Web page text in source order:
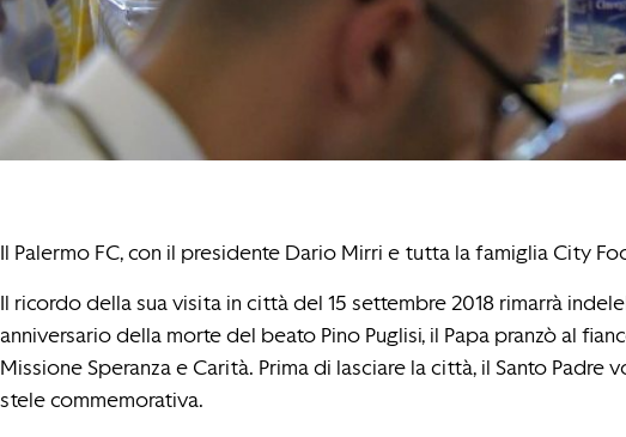
Il Palermo FC, con il presidente Dario Mirri e tutta la famiglia City
Il ricordo della sua visita in città del 15 settembre 2018 rimarrà
anniversario della morte del beato Pino Puglisi, il Papa pranzò al
Missione Speranza e Carità. Prima di lasciare la città, il Santo
stele commemorativa.